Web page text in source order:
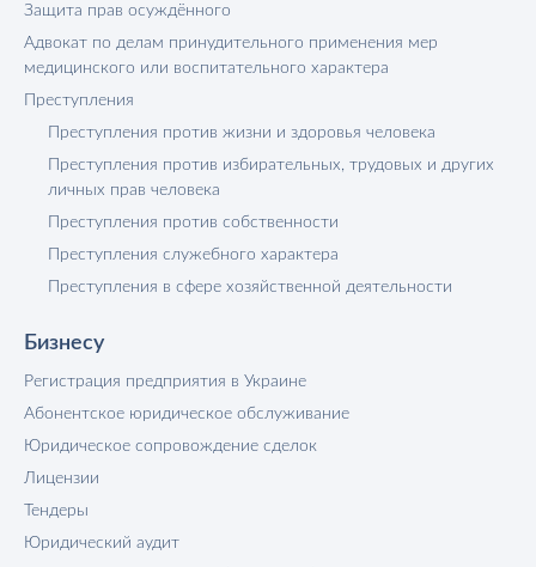
Защита прав осуждённого
Адвокат по делам принудительного применения мер
медицинского или воспитательного характера
Преступления
Преступления против жизни и здоровья человека
Преступления против избирательных, трудовых и других
личных прав человека
Преступления против собственности
Преступления служебного характера
Преступления в сфере хозяйственной деятельности
Бизнесу
Регистрация предприятия в Украине
Абонентское юридическое обслуживание
Юридическое сопровождение сделок
Лицензии
Тендеры
Юридический аудит